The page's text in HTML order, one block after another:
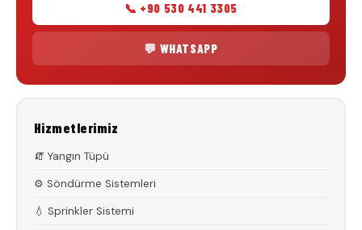
📞 +90 530 441 3305
💬 WHATSAPP
Hizmetlerimiz
🧯 Yangın Tüpü
⚙️ Söndürme Sistemleri
💧 Sprinkler Sistemi